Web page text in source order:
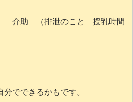
介助 （排泄のこと 授乳時間
でできるかもです。